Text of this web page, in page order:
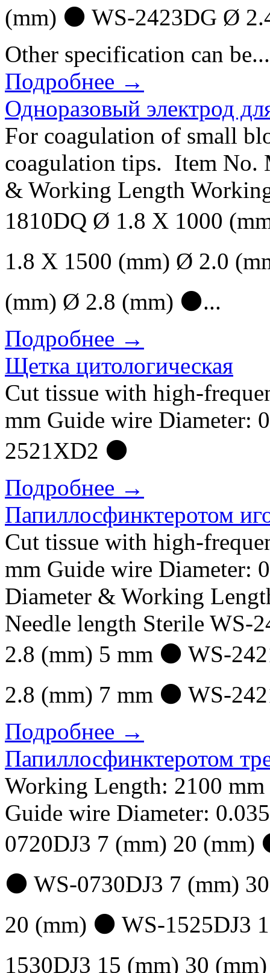
(mm) ⚫ WS-2423DG Ø
Other specification can be...
Подробнее →
Одноразовый электрод
For coagulation of small
coagulation tips. Item No.
& Working Length
1810DQ Ø 1.8 X 1000
1.8 X 1500 (mm) Ø 2.0
(mm) Ø 2.8 (mm) ⚫...
Подробнее →
Щетка цитологическая
Cut tissue with high-
mm Guide wire Diameter:
2521ХD2 ⚫
Подробнее →
Папиллосфинктеротом
Cut tissue with high-
mm Guide wire Diameter:
Diameter & Working
Needle length Sterile
2.8 (mm) 5 mm ⚫ WS-
2.8 (mm) 7 mm ⚫ WS-
Подробнее →
Папиллосфинктеротом
Working Length: 2100
Guide wire Diameter:
0720DJ3 7 (mm) 20 (mm)
⚫ WS-0730DJ3 7 (mm)
20 (mm) ⚫ WS-1525DJ3
1530DJ3 15 (mm) 30